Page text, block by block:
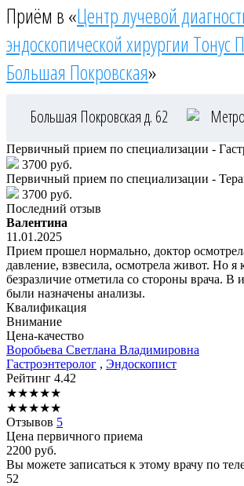
Приём в «Центр лучевой
эндоскопической хирургии Тонус
Большая Покровская»
Большая Покровская д. 62
Первичный прием по специализации -
3700 руб.
Первичный прием по специализации -
3700 руб.
Последний отзыв
Валентина
11.01.2025
Прием прошел нормально, доктор
давление, взвесила, осмотрела живот. Но я
безразличие отметила со стороны врача. В
были назначены анализы.
Квалификация
Внимание
Цена-качество
Воробьева Светлана Владимировна
Гастроэнтеролог , Эндоскопист
Рейтинг 4.42
★★★★★
★★★★★
Отзывов 5
Цена первичного приема
2200 руб.
Вы можете записаться к этому врачу по
52